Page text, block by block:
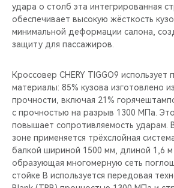
удара о столб эта интегрированная
обеспечивает высокую жёсткость
минимальной деформации салона,
защиту для пассажиров.
Кроссовер CHERY TIGGO9 использует
материалы: 85% кузова изготовлено
прочности, включая 21%
с прочностью на разрыв 1300 МПа.
повышает сопротивляемость ударам.
зоне применяется трёхслойная
балкой шириной 1500 мм, длиной 1,6
образующая многомерную сеть
стойке B используется передовая